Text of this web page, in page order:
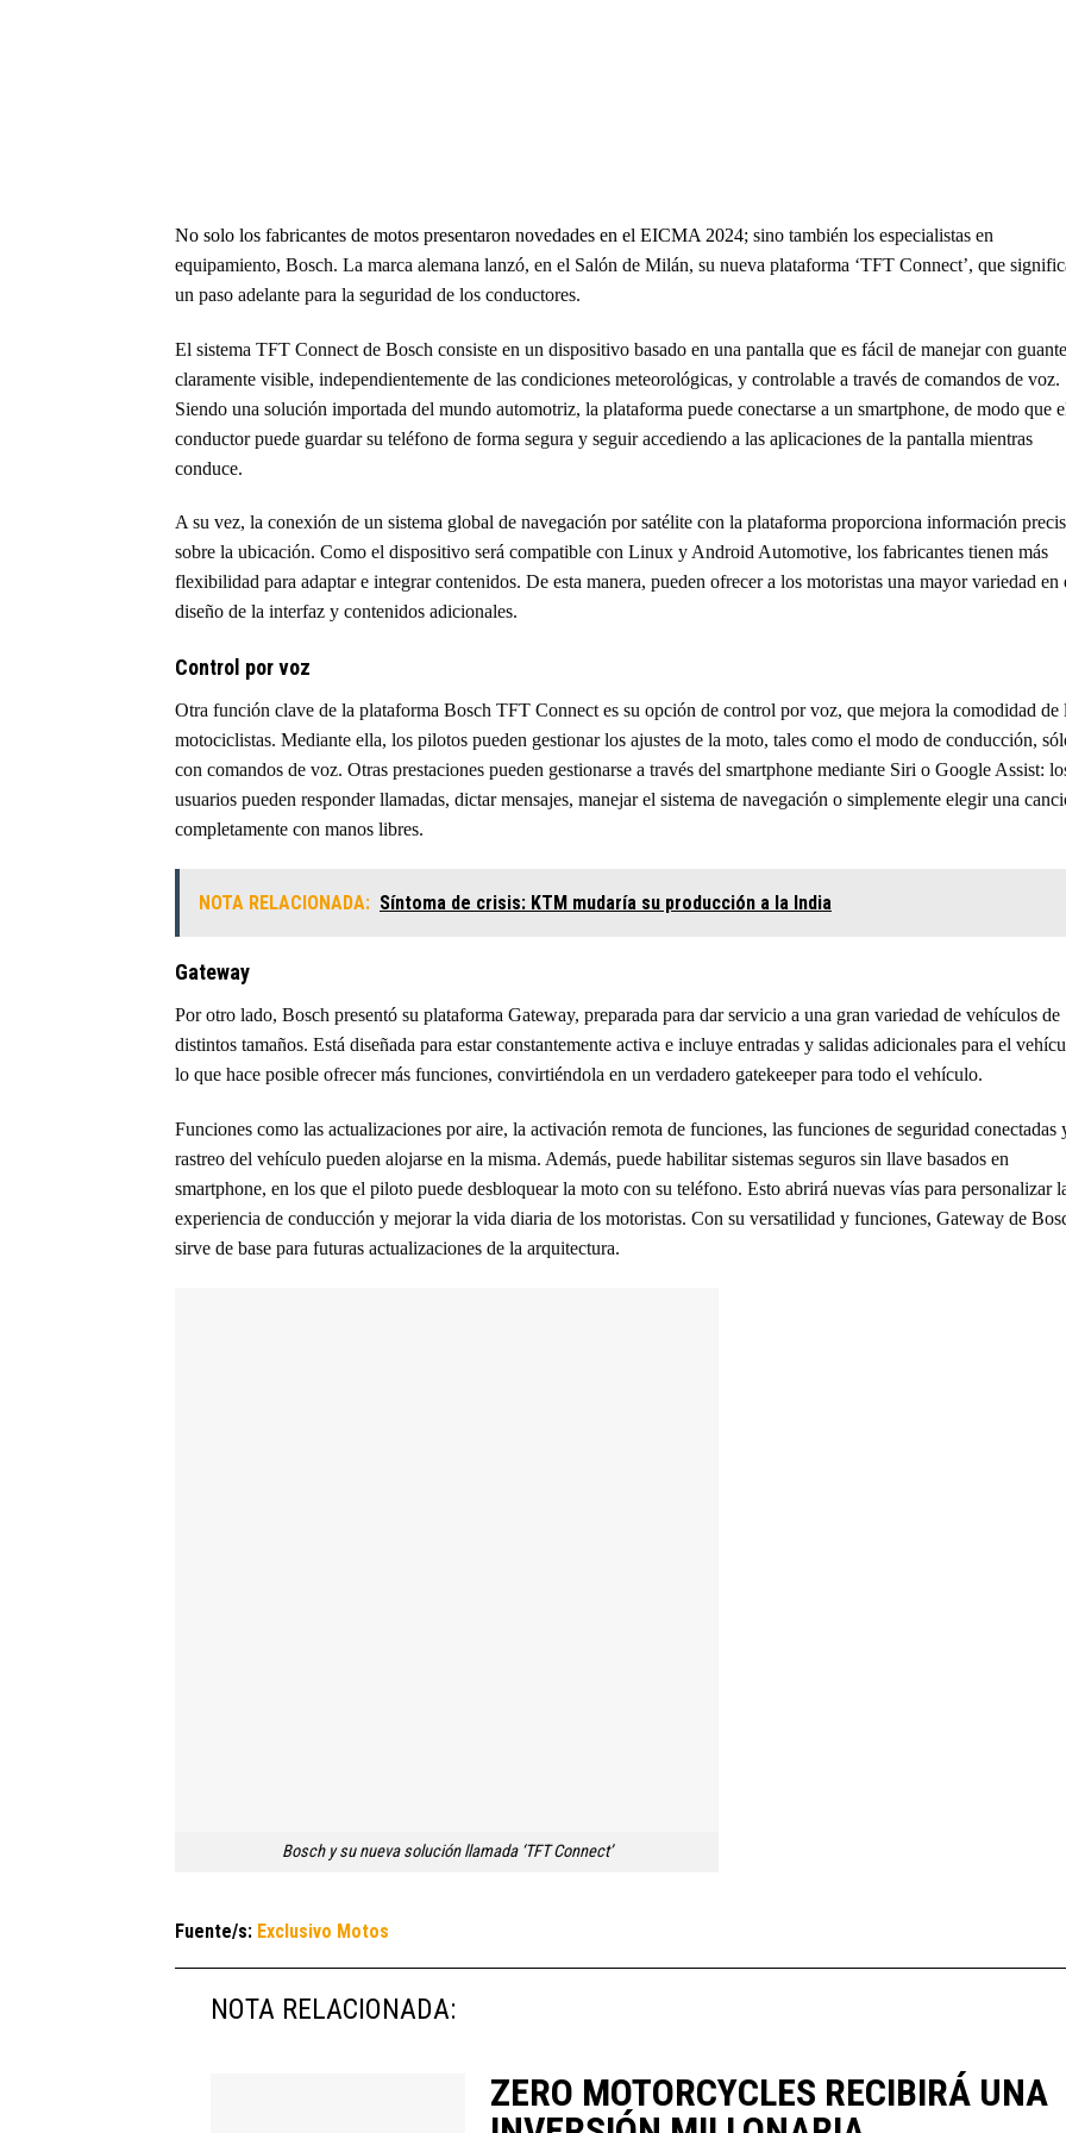
No solo los fabricantes de motos presentaron novedades en el EICMA 2024; sino también los especialistas en
equipamiento, Bosch. La marca alemana lanzó, en el Salón de Milán, su nueva plataforma ‘TFT Connect’, que
un paso adelante para la seguridad de los conductores.
El sistema TFT Connect de Bosch consiste en un dispositivo basado en una pantalla que es fácil de manejar con
claramente visible, independientemente de las condiciones meteorológicas, y controlable a través de comandos de voz.
Siendo una solución importada del mundo automotriz, la plataforma puede conectarse a un smartphone, de modo que
conductor puede guardar su teléfono de forma segura y seguir accediendo a las aplicaciones de la pantalla mientras
conduce.
A su vez, la conexión de un sistema global de navegación por satélite con la plataforma proporciona información
sobre la ubicación. Como el dispositivo será compatible con Linux y Android Automotive, los fabricantes tienen más
flexibilidad para adaptar e integrar contenidos. De esta manera, pueden ofrecer a los motoristas una mayor variedad en
diseño de la interfaz y contenidos adicionales.
Control por voz
Otra función clave de la plataforma Bosch TFT Connect es su opción de control por voz, que mejora la comodidad de
motociclistas. Mediante ella, los pilotos pueden gestionar los ajustes de la moto, tales como el modo de conducción,
con comandos de voz. Otras prestaciones pueden gestionarse a través del smartphone mediante Siri o Google Assist:
usuarios pueden responder llamadas, dictar mensajes, manejar el sistema de navegación o simplemente elegir una
completamente con manos libres.
NOTA RELACIONADA: Síntoma de crisis: KTM mudaría su producción a la India
Gateway
Por otro lado, Bosch presentó su plataforma Gateway, preparada para dar servicio a una gran variedad de vehículos de
distintos tamaños. Está diseñada para estar constantemente activa e incluye entradas y salidas adicionales para el
lo que hace posible ofrecer más funciones, convirtiéndola en un verdadero gatekeeper para todo el vehículo.
Funciones como las actualizaciones por aire, la activación remota de funciones, las funciones de seguridad conectadas
rastreo del vehículo pueden alojarse en la misma. Además, puede habilitar sistemas seguros sin llave basados en
smartphone, en los que el piloto puede desbloquear la moto con su teléfono. Esto abrirá nuevas vías para personalizar
experiencia de conducción y mejorar la vida diaria de los motoristas. Con su versatilidad y funciones, Gateway de
sirve de base para futuras actualizaciones de la arquitectura.
Bosch y su nueva solución llamada ‘TFT Connect’
Fuente/s: Exclusivo Motos
NOTA RELACIONADA:
ZERO MOTORCYCLES RECIBIRÁ UNA